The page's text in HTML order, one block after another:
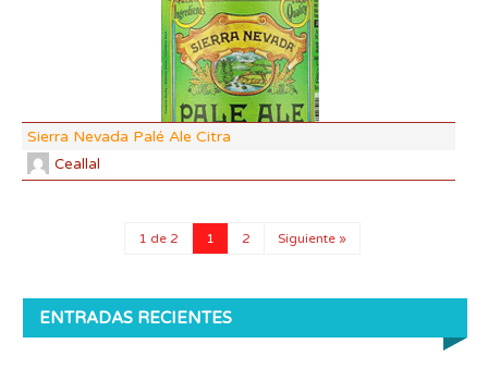
Sierra Nevada Palé Ale Citra
Ceallal
1 de 2 1 2 Siguiente »
ENTRADAS RECIENTES